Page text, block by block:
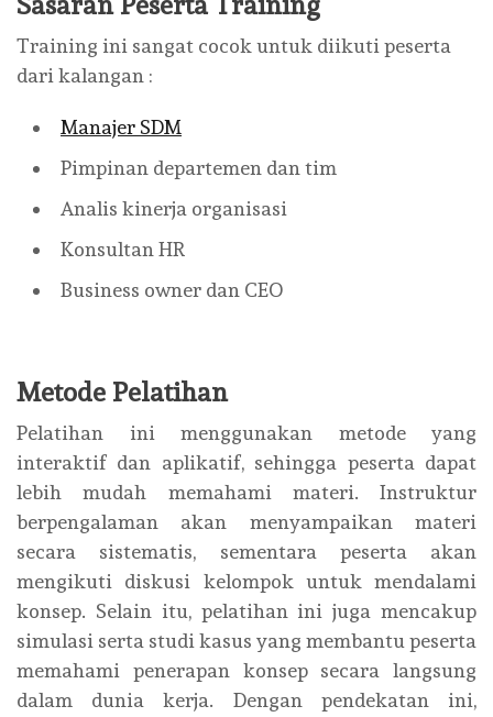
Training ini sangat cocok untuk diikuti peserta
dari kalangan :
Manajer SDM
Pimpinan departemen dan tim
Analis kinerja organisasi
Konsultan HR
Business owner dan CEO
Metode Pelatihan
Pelatihan ini menggunakan metode yang
interaktif dan aplikatif, sehingga peserta dapat
lebih mudah memahami materi. Instruktur
berpengalaman akan menyampaikan materi
secara sistematis, sementara peserta akan
mengikuti diskusi kelompok untuk mendalami
konsep. Selain itu, pelatihan ini juga mencakup
simulasi serta studi kasus yang membantu peserta
memahami penerapan konsep secara langsung
dalam dunia kerja. Dengan pendekatan ini,